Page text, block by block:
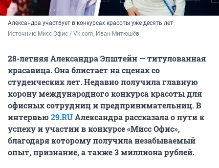
Александра участвует в конкурсах красоты уже десять лет
Источник: Мисс Офис / Vk.com, Иван Митюшёв
28-летняя Александра Эпштейн — титулованная
красавица. Она блистает на сценах со
студенческих лет. Недавно получила главную
корону международного конкурса красоты для
офисных сотрудниц и предпринимательниц. В
интервью29.RUАлександра рассказала о пути к
успеху и участии в конкурсе «Мисс Офис»,
благодаря которому получила незабываемый
опыт, признание, а также 3 миллиона рублей.